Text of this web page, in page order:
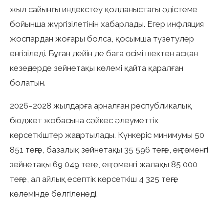
жыл сайынғы индекстеу қолданыстағы әдістеме
бойынша жүргізілетінін хабарлады. Егер инфляция
жоспардан жоғары болса, қосымша түзетулер
енгізіледі. Бұған дейін де баға өсімі шектен асқан
кезеңдерде зейнетақы көлемі қайта қаралған
болатын.
2026–2028 жылдарға арналған республикалық
бюджет жобасына сәйкес әлеуметтік
көрсеткіштер жаңартылады. Күнкөріс минимумы 50
851 теңге, базалық зейнетақы 35 596 теңге, ең төменгі
зейнетақы 69 049 теңге, ең төменгі жалақы 85 000
теңге, ал айлық есептік көрсеткіш 4 325 теңге
көлемінде белгіленеді.